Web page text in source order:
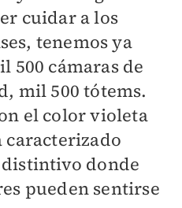
cuidar a los
tenemos ya
500 cámaras de
mil 500 tótems.
el color violeta
caracterizado
donde
pueden sentirse